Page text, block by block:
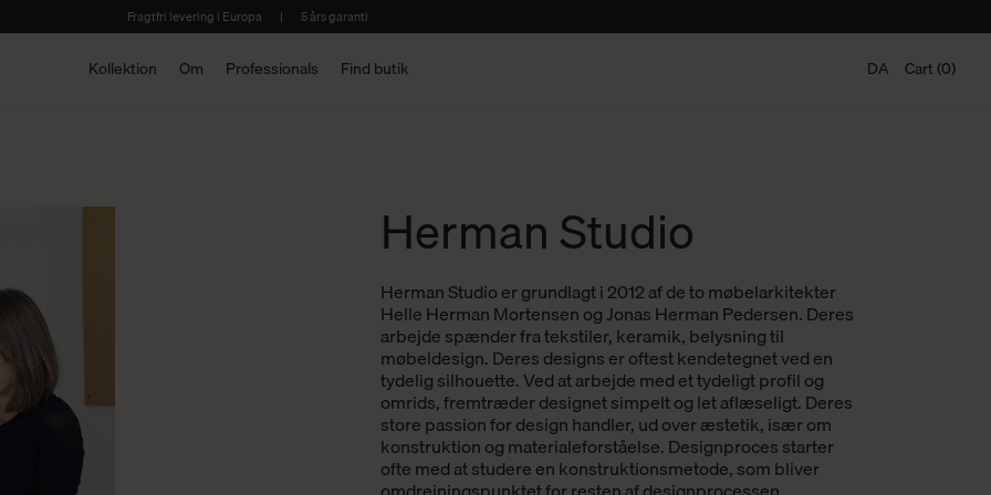
Fragtfri levering i Europa | 5 års garanti
Kollektion Om Professionals Find butik DA Cart (0)
Herman Studio
Herman Studio er grundlagt i 2012 af de to møbelarkitekter
Helle Herman Mortensen og Jonas Herman Pedersen. Deres
arbejde spænder fra tekstiler, keramik, belysning til
møbeldesign.Deres designs er oftest kendetegnet ved en
tydelig silhouette. Ved at arbejde med et tydeligt profil og
omrids, fremtræder designet simpelt og let aflæseligt.Deres
store passion for design handler, ud over æstetik, især om
konstruktion og materialeforståelse. Designproces starter
ofte med at studere en konstruktionsmetode, som bliver